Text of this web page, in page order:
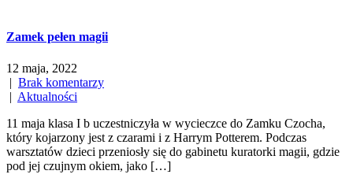
Zamek pełen magii
12 maja, 2022
| Brak komentarzy
| Aktualności
11 maja klasa I b uczestniczyła w wycieczce do Zamku Czocha,
który kojarzony jest z czarami i z Harrym Potterem. Podczas
warsztatów dzieci przeniosły się do gabinetu kuratorki magii, gdzie
pod jej czujnym okiem, jako […]